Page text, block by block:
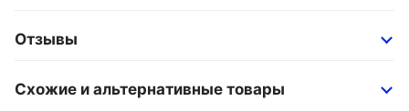
Отзывы
Схожие и альтернативные товары